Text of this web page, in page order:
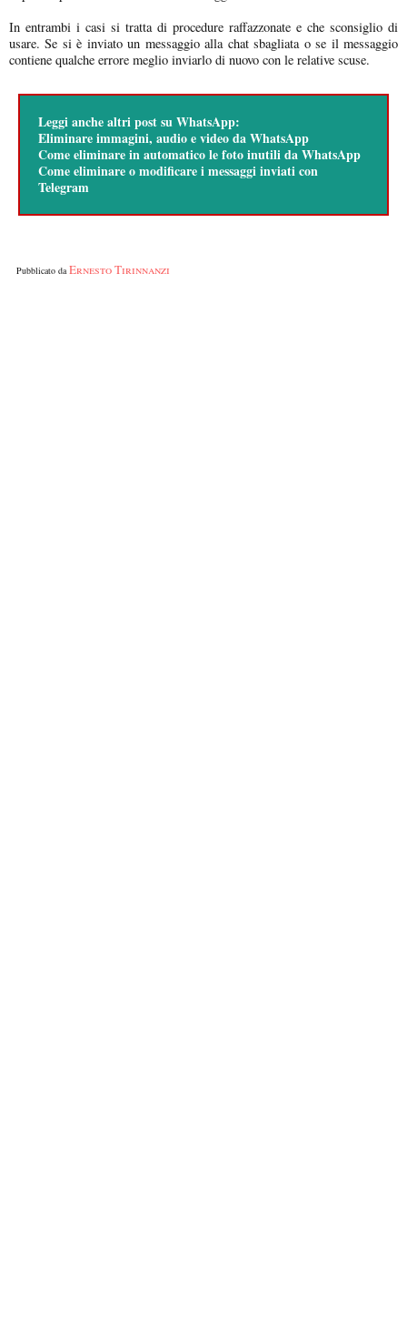
In entrambi i casi si tratta di procedure raffazzonate e che sconsiglio di
usare. Se si è inviato un messaggio alla chat sbagliata o se il messaggio
contiene qualche errore meglio inviarlo di nuovo con le relative scuse.
Leggi anche altri post su WhatsApp:
Eliminare immagini, audio e video da WhatsApp
Come eliminare in automatico le foto inutili da WhatsApp
Come eliminare o modificare i messaggi inviati con
Telegram
Pubblicato daErnesto Tirinnanzi